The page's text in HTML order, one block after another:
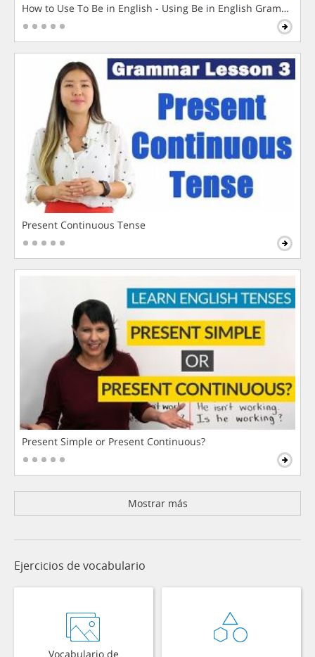
How to Use To Be in English - Using Be in English Grammar
Present Continuous Tense
Present Simple or Present Continuous?
Mostrar más
Ejercicios de vocabulario
Vocabulario de